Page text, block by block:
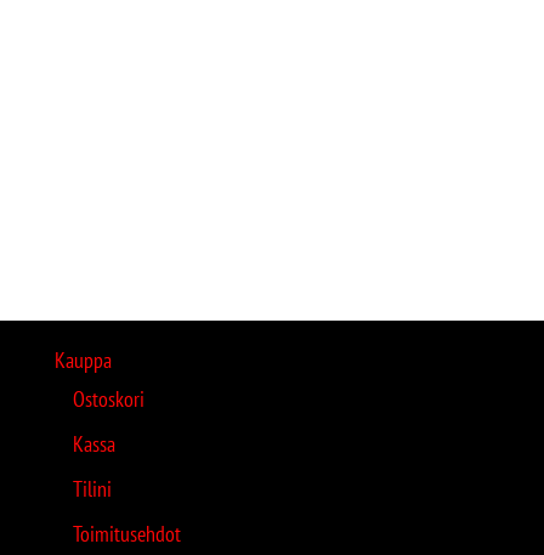
Kauppa
Ostoskori
Kassa
Tilini
Toimitusehdot